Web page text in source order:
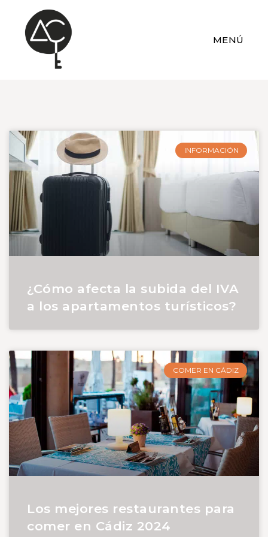
MENÚ
INFORMACIÓN
¿Cómo afecta la subida del IVA
a los apartamentos turísticos?
COMER EN CÁDIZ
Los mejores restaurantes para
comer en Cádiz 2024